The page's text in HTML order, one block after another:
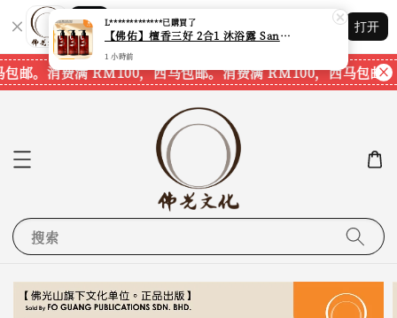
Shopping: 追踪您的订单
您信赖的商店
打开
邮。消费满 RM100，西马包邮。消费满 RM100，西马包邮。
搜索
L*************已購買了
【佛佑】檀香三好 2合1 沐浴露 Sandalwood Hair&Body Shampoo【1套3支】【750ml一支】【现货速发】
1 小時前